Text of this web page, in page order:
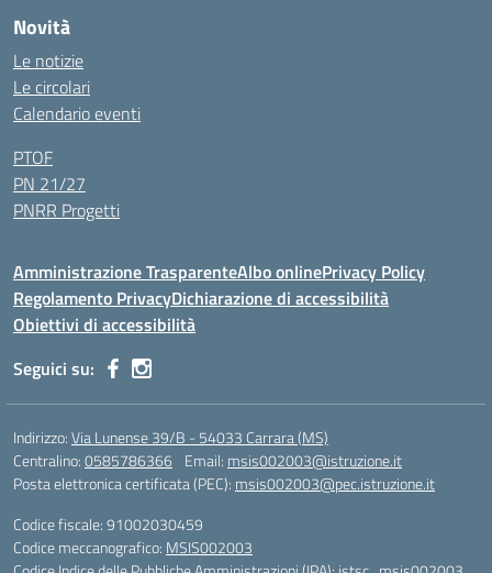
Novità
Le notizie
Le circolari
Calendario eventi
PTOF
PN 21/27
PNRR Progetti
Amministrazione TrasparenteAlbo onlinePrivacy Policy
Regolamento PrivacyDichiarazione di accessibilità
Obiettivi di accessibilità
Seguici su:
Indirizzo:Via Lunense 39/B - 54033 Carrara (MS)
Centralino:0585786366 Email: msis002003@istruzione.it
Posta elettronica certificata (PEC): msis002003@pec.istruzione.it
Codice fiscale: 91002030459
Codice meccanografico: MSIS002003